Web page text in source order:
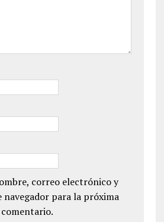
correo electrónico y
navegador para la próxima
comentario.